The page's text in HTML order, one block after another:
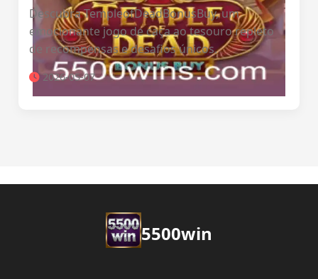
Descubra TempleofDeadBonusBuy, um
emocionante jogo de caça ao tesouro repleto
de recompensas e desafios únicos.
2026-05-07
5500win